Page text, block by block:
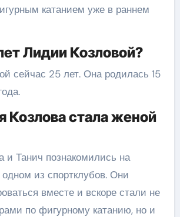
катанием уже в раннем
Лидии Козловой?
сейчас 25 лет. Она родилась 15
Козлова стала женой
и Танич познакомились на
одном из спортклубов. Они
вместе и вскоре стали не
по фигурному катанию, но и